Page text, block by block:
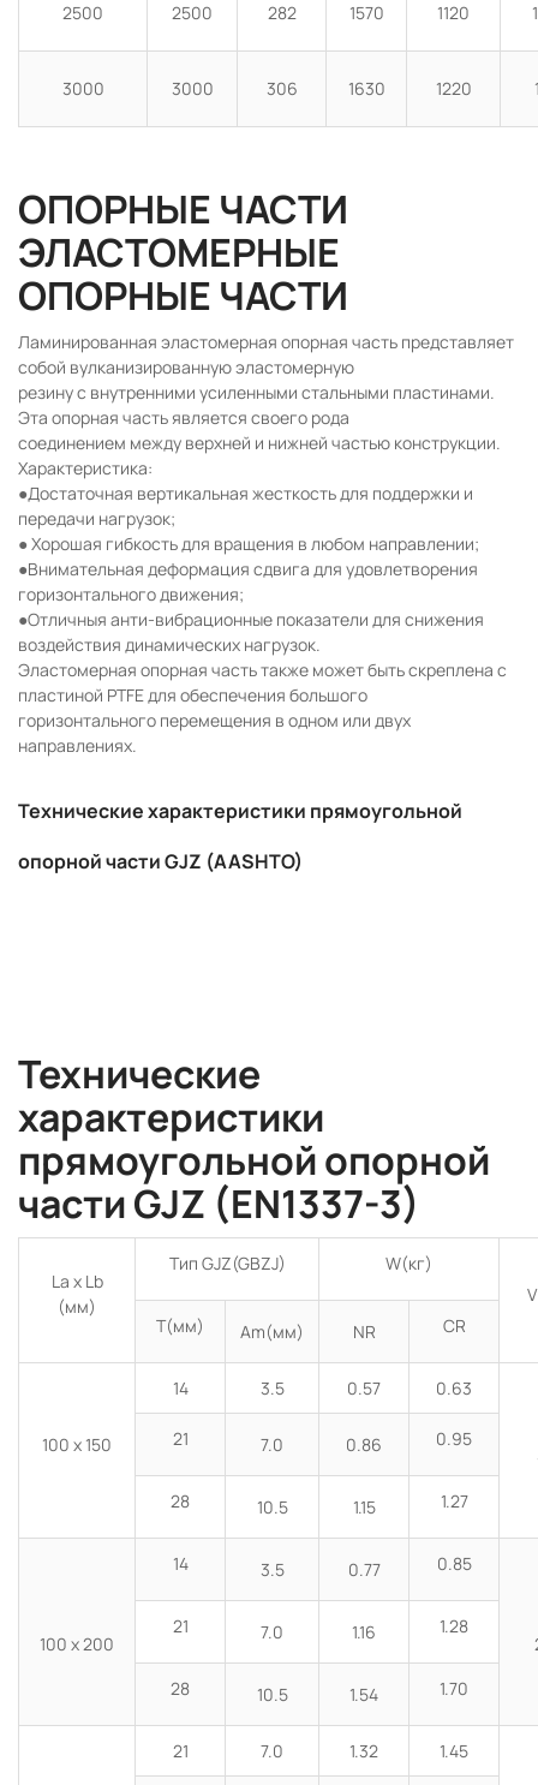
2500 2500 282 1570 1120
3000 3000 306 1630 1220
ОПОРНЫЕ ЧАСТИ
ЭЛАСТОМЕРНЫЕ
ОПОРНЫЕ ЧАСТИ
Ламинированная эластомерная опорная часть представляет
собой вулканизированную эластомерную
резину с внутренними усиленными стальными пластинами.
Эта опорная часть является своего рода
соединением между верхней и нижней частью конструкции.
Характеристика:
●Достаточная вертикальная жесткость для поддержки и
передачи нагрузок;
● Хорошая гибкость для вращения в любом направлении;
●Внимательная деформация сдвига для удовлетворения
горизонтального движения;
●Отличныя анти-вибрационные показатели для снижения
воздействия динамических нагрузок.
Эластомерная опорная часть также может быть скреплена с
пластиной PTFE для обеспечения большого
горизонтального перемещения в одном или двух
направлениях.
Технические характеристики прямоугольной
опорной части GJZ (AASHTO)
Технические
характеристики
прямоугольной опорной
части GJZ (EN1337-3)
La x Lb
(мм)
Тип GJZ(GBZJ)
W(кг)
T(мм)
Am(мм) NR CR
100 x 150
14 3.5 0.57 0.63
21 7.0 0.86 0.95
28 10.5 1.15 1.27
100 x 200
14 3.5 0.77 0.85
21 7.0 1.16 1.28
28 10.5 1.54 1.70
21 7.0 1.32 1.45